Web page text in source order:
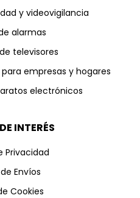
y videovigilancia
alarmas
televisores
empresas y hogares
electrónicos
INTERÉS
Privacidad
Envíos
Cookies